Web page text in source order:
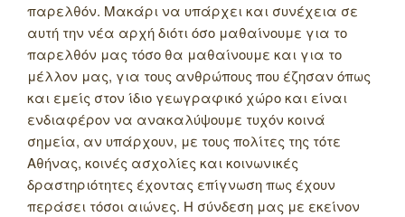
παρελθόν. Μακάρι να υπάρχει και συνέχεια σε
αυτή την νέα αρχή διότι όσο μαθαίνουμε για το
παρελθόν μας τόσο θα μαθαίνουμε και για το
μέλλον μας, για τους ανθρώπους που έζησαν όπως
και εμείς στον ίδιο γεωγραφικό χώρο και είναι
ενδιαφέρον να ανακαλύψουμε τυχόν κοινά
σημεία, αν υπάρχουν, με τους πολίτες της τότε
Αθήνας, κοινές ασχολίες και κοινωνικές
δραστηριότητες έχοντας επίγνωση πως έχουν
περάσει τόσοι αιώνες. Η σύνδεση μας με εκείνον